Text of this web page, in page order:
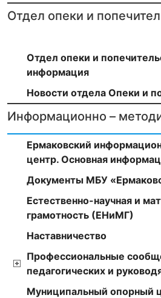
Отдел опеки и
Отдел опеки и
информация
Новости отдела Опеки и
Информационно –
Ермаковский
центр. Основная
Документы МБУ
Естественно-научная и
грамотность (ЕНиМГ)
Наставничество
Профессиональные
педагогических и
Муниципальный опорный